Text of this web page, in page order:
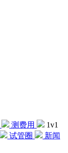
测费用
1v1
试管圈
新闻